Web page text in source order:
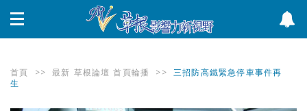
首頁 >> 最新 草根論壇 首頁輪播 >> 三招防高鐵緊急停車事件再
生